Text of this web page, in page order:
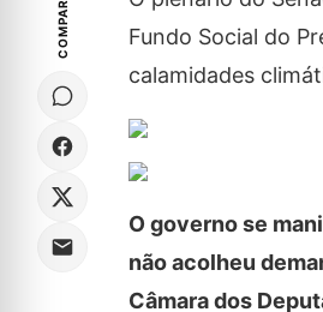
Fundo Social do
calamidades
O governo se
não acolheu
Câmara dos